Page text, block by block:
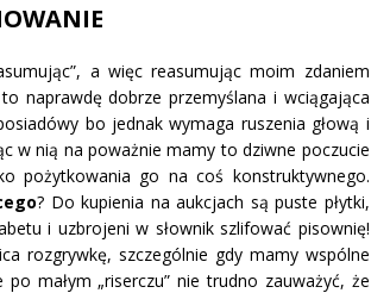
a więc reasumując moim zdaniem
naprawdę dobrze przemyślana i wciągająca
bo jednak wymaga ruszenia głową i
w nią na poważnie mamy to dziwne poczucie
pożytkowania go na coś konstruktywnego.
? Do kupienia na aukcjach są puste płytki,
i uzbrojeni w słownik szlifować pisownię!
rozgrywkę, szczególnie gdy mamy wspólne
małym „riserczu” nie trudno zauważyć, że